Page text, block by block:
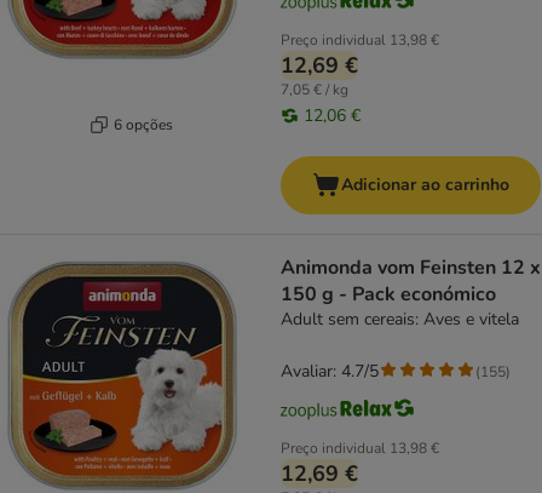
6 opções
Preço individual 13,98 €
12,69 €
7,05 € / kg
12,06 €
Adicionar ao carrinho
Animonda vom Feinsten 12 x
150 g - Pack económico
Adult sem cereais: Aves e vitela
Preço individual 13,98 €
12,69 €
Avaliar: 4.7/5 (155)